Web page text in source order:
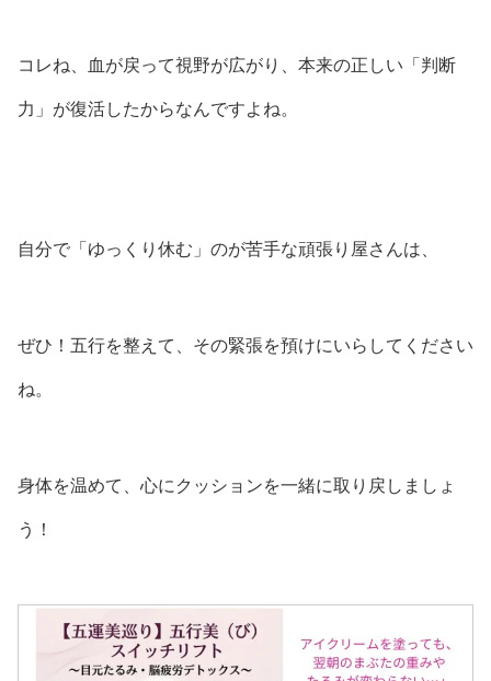
コレね、血が戻って視野が広がり、本来の正しい「判断
力」が復活したからなんですよね。
自分で「ゆっくり休む」のが苦手な頑張り屋さんは、
ぜひ！五行を整えて、その緊張を預けにいらしてください
ね。
身体を温めて、心にクッションを一緒に取り戻しましょ
う！